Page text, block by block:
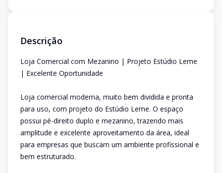
Descrição
Loja Comercial com Mezanino | Projeto Estúdio Leme
| Excelente Oportunidade
Loja comercial moderna, muito bem dividida e pronta
para uso, com projeto do Estúdio Leme. O espaço
possui pé-direito duplo e mezanino, trazendo mais
amplitude e excelente aproveitamento da área, ideal
para empresas que buscam um ambiente profissional e
bem estruturado.